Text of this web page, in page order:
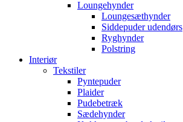
Loungehynder
Loungesæthynder
Siddepuder udendørs
Ryghynder
Polstring
Interiør
Tekstiler
Pyntepuder
Plaider
Pudebetræk
Sædehynder